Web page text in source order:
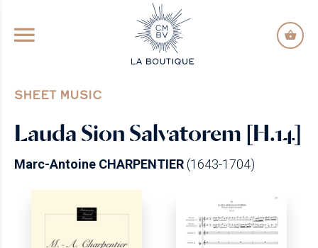
GO TO PRINCIPAL CONTENT
SHEET MUSIC
Lauda Sion Salvatorem [H.14]
Marc-Antoine CHARPENTIER(1643-1704)